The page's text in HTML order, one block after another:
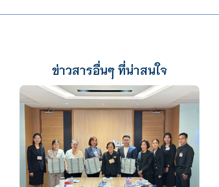
ข่าวสารอื่นๆ ที่น่าสนใจ